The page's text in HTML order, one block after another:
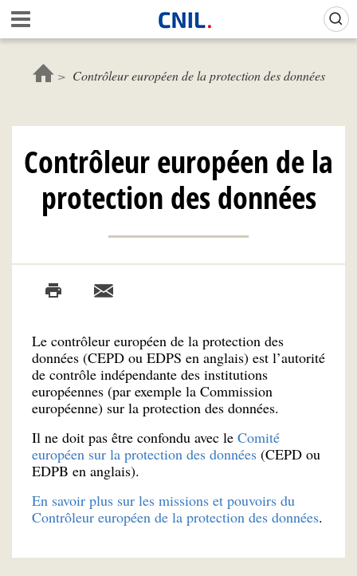
Aller
au
contenu
principal
c
l
C
N
I
L
Contrôleur européen de la protection des données
Contrôleur européen de la
protection des données
Le contrôleur européen de la protection des
données (CEPD ou EDPS en anglais) est l’autorité
de contrôle indépendante des institutions
européennes (par exemple la Commission
européenne) sur la protection des données.
Il ne doit pas être confondu avec le Comité
européen sur la protection des données (CEPD ou
EDPB en anglais).
En savoir plus sur les missions et pouvoirs du
Contrôleur européen de la protection des données.
Gestion de vos préférences sur les cookies (témoins de connexion)